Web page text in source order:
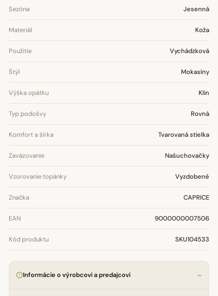
Sezóna Jesenná
Materiál Koža
Použitie Vychádzková
Štýl Mokasíny
Výška opätku Klin
Typ podošvy Rovná
Komfort a šírka Tvarovaná stielka
Zaväzovanie Našuchovačky
Vzorovanie topánky Vyzdobené
Značka CAPRICE
EAN 9000000007506
Kód produktu SKU104533
Informácie o výrobcovi a predajcovi